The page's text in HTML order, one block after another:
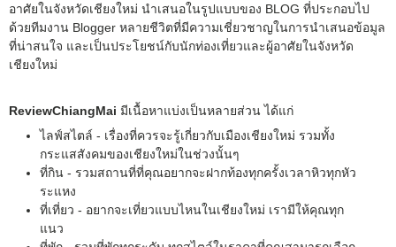
อาศัยในจังหวัดเชียงใหม่ นำเสนอในรูปแบบของ BLOG ที่ประกอบไป
ด้วยทีมงาน Blogger หลายชีวิตที่มีความเชี่ยวชาญในการนำเสนอข้อมูล
ที่น่าสนใจ และเป็นประโยชน์กับนักท่องเที่ยวและผู้อาศัยในจังหวัด
เชียงใหม่
ReviewChiangMai มีเนื้อหาแบ่งเป็นหลายส่วน ได้แก่
ไลฟ์สไตล์ - เรื่องที่ควรจะรู้เกี่ยวกับเมืองเชียงใหม่ รวมทั้ง
กระแสสังคมของเชียงใหม่ในช่วงนั้นๆ
ที่กิน - รวมสถานที่ที่คุณอยากจะฝากท้องทุกครั้งเวลาหิวทุกหัว
ระแหง
ที่เที่ยว - อยากจะเที่ยวแบบไหนในเชียงใหม่ เรามีให้คุณทุก
แนว